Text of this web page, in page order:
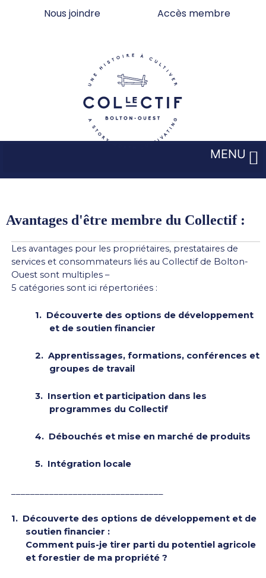
Nous joindre Accès membre
MENU
Avantages d'être membre du Collectif :
Les avantages pour les propriétaires, prestataires de
services et consommateurs liés au Collectif de Bolton-
Ouest sont multiples –
5 catégories sont ici répertoriées :
1. Découverte des options de développement
et de soutien financier
2. Apprentissages, formations, conférences et
groupes de travail
3. Insertion et participation dans les
programmes du Collectif
4. Débouchés et mise en marché de produits
5. Intégration locale
1. Découverte des options de développement et de
soutien financier :
Comment puis-je tirer parti du potentiel agricole
et forestier de ma propriété ?